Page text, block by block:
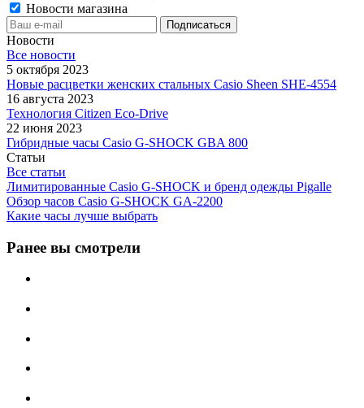
Новости магазина
Новости
Все новости
5 октября 2023
Новые расцветки женских стальных Casio Sheen SHE-4554
16 августа 2023
Технология Citizen Eco-Drive
22 июня 2023
Гибридные часы Casio G-SHOCK GBA 800
Статьи
Все статьи
Лимитированные Casio G-SHOCK и бренд одежды Pigalle
Обзор часов Casio G-SHOCK GA-2200
Какие часы лучше выбрать
Ранее вы смотрели